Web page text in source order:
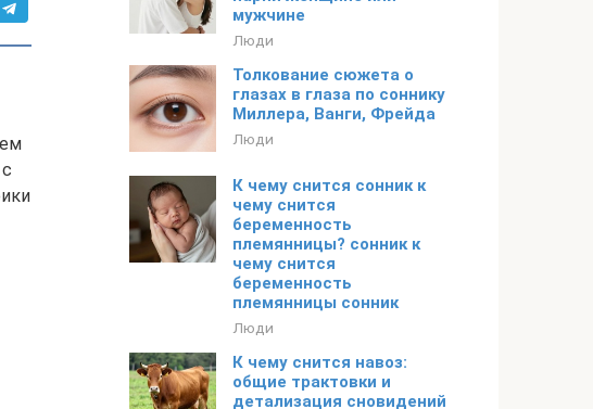
мужчине
Люди
Толкование сюжета о
глазах в глаза по соннику
Миллера, Ванги, Фрейда
Люди
К чему снится сонник к
чему снится
беременность
племянницы? сонник к
чему снится
беременность
племянницы сонник
Люди
К чему снится навоз:
общие трактовки и
детализация сновидений